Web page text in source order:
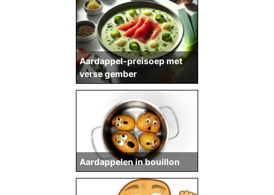
Aardappel-preisoep met
verse gember
Aardappelen in bouillon